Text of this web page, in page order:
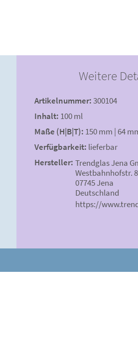
Weitere
Artikelnummer:300104
Inhalt: 100 ml
Maße (H|B|T): 150 mm | 64
Verfügbarkeit: lieferbar
Hersteller: Trendglas Jena
Westbahnhofstr. 8
07745 Jena
Deutschland
https://